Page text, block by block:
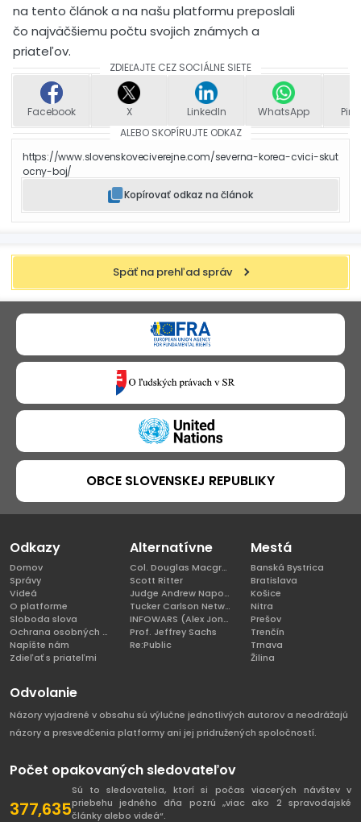
na tento článok a na našu platformu preposlali
čo najväčšiemu počtu svojich známych a
priateľov.
ZDIEĽAJTE CEZ SOCIÁLNE SIETE
Facebook X LinkedIn WhatsApp
ALEBO SKOPÍRUJTE ODKAZ
https://www.slovenskoveciverejne.com/severna-korea-cvici-skut
ocny-boj/
Kopírovať odkaz na článok
Späť na prehľad správ
OBCE SLOVENSKEJ REPUBLIKY
Odkazy
Domov
Správy
Videá
O platforme
Sloboda slova
Ochrana osobných údajov
Napíšte nám
Zdieľať s priateľmi
Alternatívne
Col. Douglas Macgregor, Ph.D
Scott Ritter
Judge Andrew Napolitano
Tucker Carlson Network
INFOWARS (Alex Jones)
Prof. Jeffrey Sachs
Re:Public
Mestá
Banská Bystrica
Bratislava
Košice
Nitra
Prešov
Trenčín
Trnava
Žilina
Odvolanie
Názory vyjadrené v obsahu sú výlučne jednotlivých autorov a neodrážajú
názory a presvedčenia platformy ani jej pridružených spoločností.
Počet opakovaných sledovateľov
377,635
Sú to sledovatelia, ktorí si počas viacerých návštev v
priebehu jedného dňa pozrú „viac ako 2 spravodajské
články alebo videá“.